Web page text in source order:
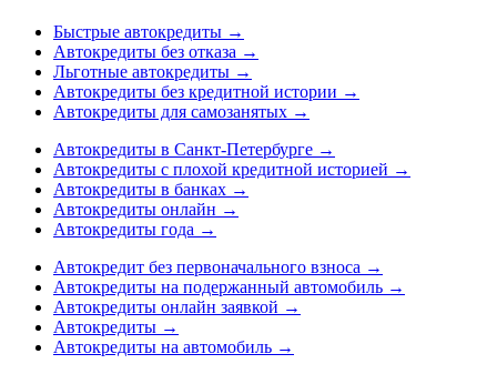
Быстрые автокредиты →
Автокредиты без отказа →
Льготные автокредиты →
Автокредиты без кредитной истории →
Автокредиты для самозанятых →
Автокредиты в Санкт-Петербурге →
Автокредиты с плохой кредитной историей →
Автокредиты в банках →
Автокредиты онлайн →
Автокредиты года →
Автокредит без первоначального взноса →
Автокредиты на подержанный автомобиль →
Автокредиты онлайн заявкой →
Автокредиты →
Автокредиты на автомобиль →